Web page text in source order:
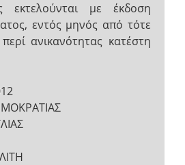
εκτελούνται με έκδοση
εντός μηνός από τότε
ανικανότητας κατέστη